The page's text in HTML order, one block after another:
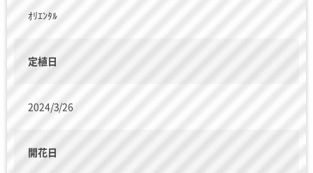
ｵﾘｴﾝﾀﾙ
定植日
2024/3/26
開花日